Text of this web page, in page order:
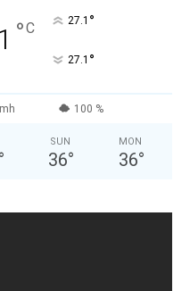
°C 27.1 °
27.1 °
100 %
SUN
36°
MON
36°